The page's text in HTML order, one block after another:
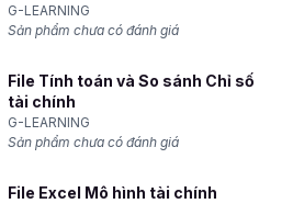
G-LEARNING
Sản phẩm chưa có đánh giá
File Tính toán và So sánh Chỉ số
tài chính
G-LEARNING
Sản phẩm chưa có đánh giá
File Excel Mô hình tài chính